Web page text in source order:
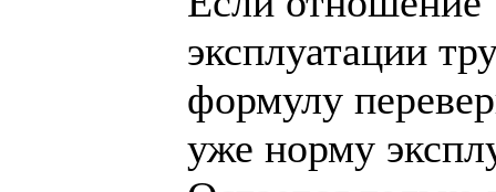
эксплуатации
формулу
уже норму